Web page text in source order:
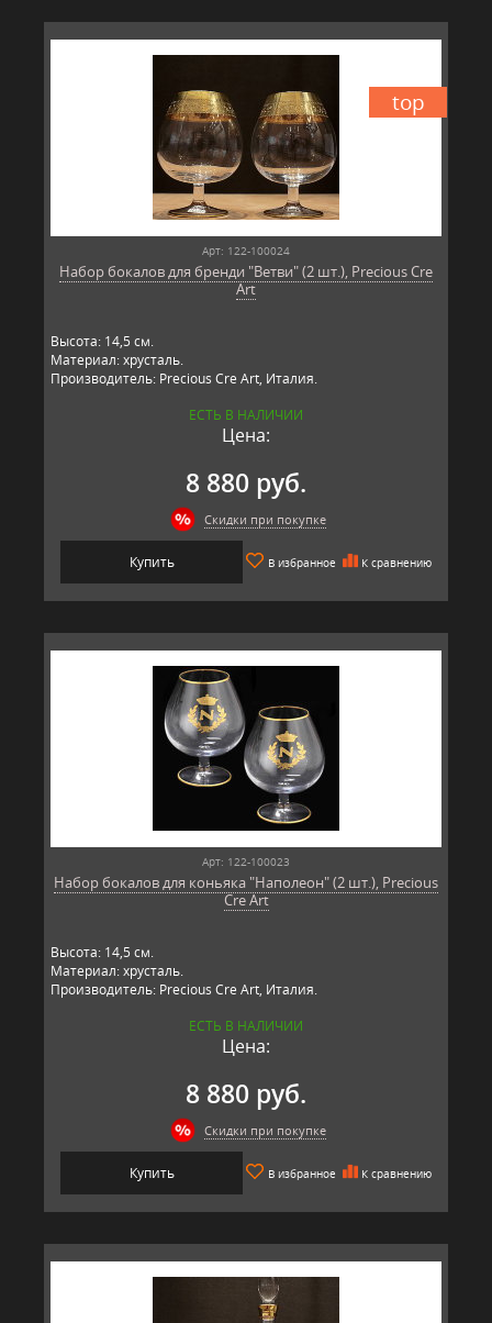
top
Арт: 122-100024
Набор бокалов для бренди "Ветви" (2 шт.), Precious Cre
Art
Высота: 14,5 см.
Материал: хрусталь.
Производитель: Precious Cre Art, Италия.
ЕСТЬ В НАЛИЧИИ
Цена:
8 880 руб.
Скидки при покупке
Купить В избранное К сравнению
Арт: 122-100023
Набор бокалов для коньяка "Наполеон" (2 шт.), Precious
Cre Art
Высота: 14,5 см.
Материал: хрусталь.
Производитель: Precious Cre Art, Италия.
ЕСТЬ В НАЛИЧИИ
Цена:
8 880 руб.
Скидки при покупке
Купить В избранное К сравнению